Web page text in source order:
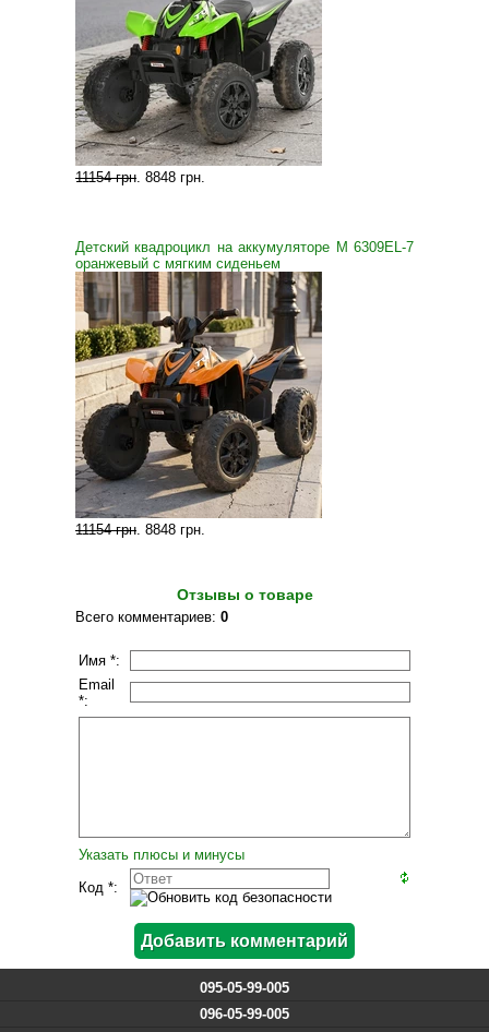
11154 грн. 8848 грн.
Детский квадроцикл на аккумуляторе M 6309EL-7
оранжевый с мягким сиденьем
11154 грн. 8848 грн.
Отзывы о товаре
Всего комментариев: 0
Имя *:
Email
*:
Указать плюсы и минусы
Код *:
095-05-99-005
096-05-99-005